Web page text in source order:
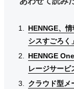
HENNGE、
シスすごろく
HENNGE、
シスすごろく
HENNGE、
シスすごろく
HENNGE
レージサービ
HENNGE
レージサービ
HENNGE
レージサービ
クラウド型
クラウド型
クラウド型